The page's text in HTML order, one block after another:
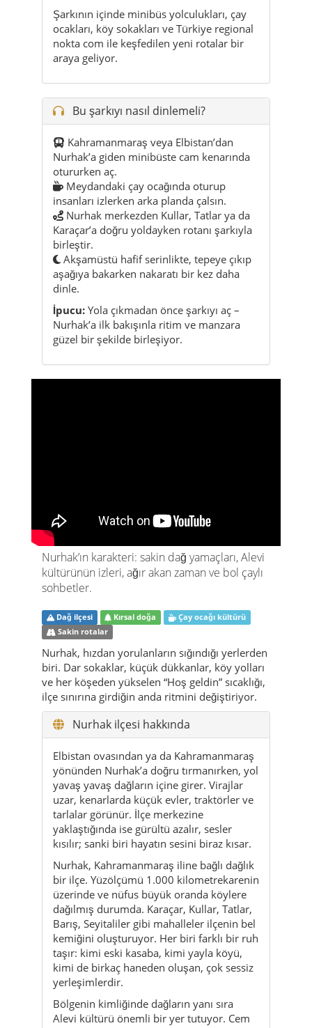
Şarkının içinde minibüs yolculukları, çay
ocakları, köy sokakları ve Türkiye regional
nokta com ile keşfedilen yeni rotalar bir
araya geliyor.
Bu şarkıyı nasıl dinlemeli?
Kahramanmaraş veya Elbistan’dan
Nurhak’a giden minibüste cam kenarında
otururken aç.
Meydandaki çay ocağında oturup
insanları izlerken arka planda çalsın.
Nurhak merkezden Kullar, Tatlar ya da
Karaçar’a doğru yoldayken rotanı şarkıyla
birleştir.
Akşamüstü hafif serinlikte, tepeye çıkıp
aşağıya bakarken nakaratı bir kez daha
dinle.
İpucu: Yola çıkmadan önce şarkıyı aç –
Nurhak’a ilk bakışınla ritim ve manzara
güzel bir şekilde birleşiyor.
Nurhak’ın karakteri: sakin dağ yamaçları, Alevi
kültürünün izleri, ağır akan zaman ve bol çaylı
sohbetler.
Dağ ilçesi Kırsal doğa
Çay ocağı kültürü
Sakin rotalar
Nurhak, hızdan yorulanların sığındığı yerlerden
biri. Dar sokaklar, küçük dükkanlar, köy yolları
ve her köşeden yükselen “Hoş geldin” sıcaklığı,
ilçe sınırına girdiğin anda ritmini değiştiriyor.
Nurhak ilçesi hakkında
Elbistan ovasından ya da Kahramanmaraş
yönünden Nurhak’a doğru tırmanırken, yol
yavaş yavaş dağların içine girer. Virajlar
uzar, kenarlarda küçük evler, traktörler ve
tarlalar görünür. İlçe merkezine
yaklaştığında ise gürültü azalır, sesler
kısılır; sanki biri hayatın sesini biraz kısar.
Nurhak, Kahramanmaraş iline bağlı dağlık
bir ilçe. Yüzölçümü 1.000 kilometrekarenin
üzerinde ve nüfus büyük oranda köylere
dağılmış durumda. Karaçar, Kullar, Tatlar,
Barış, Seyitaliler gibi mahalleler ilçenin bel
kemiğini oluşturuyor. Her biri farklı bir ruh
taşır: kimi eski kasaba, kimi yayla köyü,
kimi de birkaç haneden oluşan, çok sessiz
yerleşimlerdir.
Bölgenin kimliğinde dağların yanı sıra
Alevi kültürü önemli bir yer tutuyor. Cem